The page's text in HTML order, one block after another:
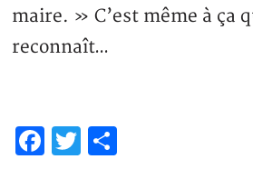
maire. » C’est même à ça
reconnaît…
Facebook
Twitter